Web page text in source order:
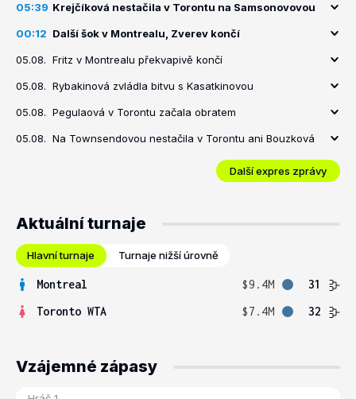
05:39 Krejčíková nestačila v Torontu na Samsonovovou
00:12 Další šok v Montrealu, Zverev končí
05.08. Fritz v Montrealu překvapivě končí
05.08. Rybakinová zvládla bitvu s Kasatkinovou
05.08. Pegulaová v Torontu začala obratem
05.08. Na Townsendovou nestačila v Torontu ani Bouzková
Další expres zprávy
Aktuální turnaje
Hlavní turnaje Turnaje nižší úrovně
Montreal $9.4M
31
Toronto WTA
$7.4M 32
Vzájemné zápasy